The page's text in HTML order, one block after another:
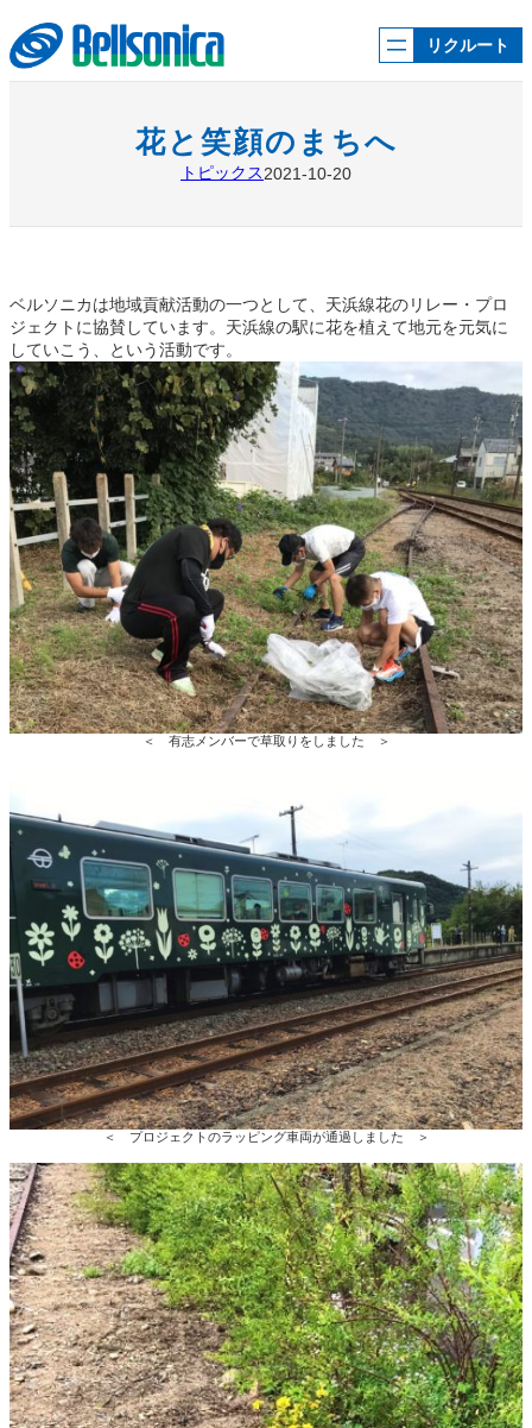
容
を
ス
リクルート
花と笑顔のまちへ
トピックス2021-10-20
ベルソニカは地域貢献活動の一つとして、天浜線花のリレー・プロ
ジェクトに協賛しています。天浜線の駅に花を植えて地元を元気に
していこう、という活動です。
＜ 有志メンバーで草取りをしました ＞
＜ プロジェクトのラッピング車両が通過しました ＞